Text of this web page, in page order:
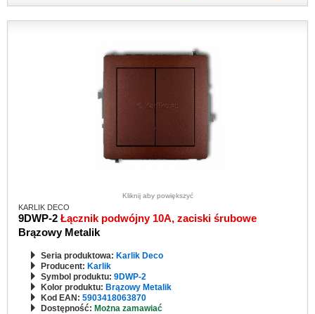
Kliknij aby powiększyć
KARLIK DECO
9DWP-2 Łącznik podwójny 10A, zaciski śrubowe
Brązowy Metalik
Seria produktowa: Karlik Deco
Producent: Karlik
Symbol produktu: 9DWP-2
Kolor produktu: Brązowy Metalik
Kod EAN: 5903418063870
Dostępność: Można zamawiać